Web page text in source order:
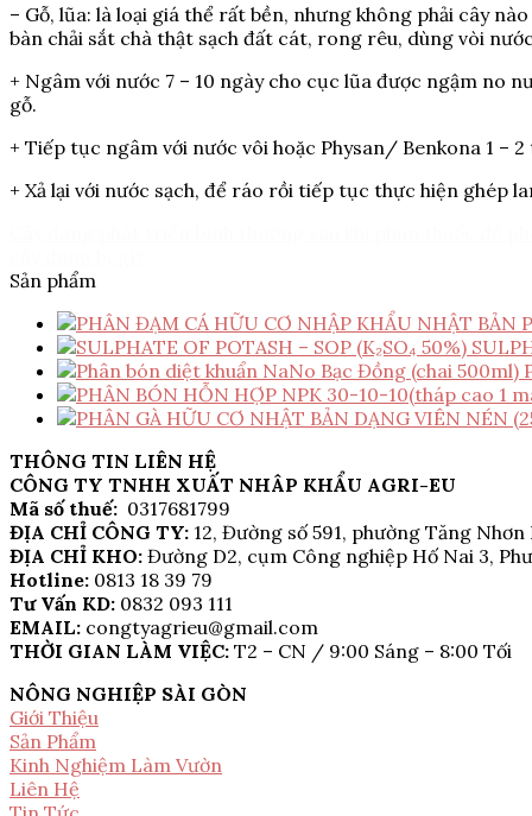
– Gỗ, lũa: là loại giá thể rất bền, nhưng không phải cây
bàn chải sắt chà thật sạch đất cát, rong rêu, dùng vòi
+ Ngâm với nước 7 – 10 ngày cho cục lũa được ngậm no
gỗ.
+ Tiếp tục ngâm với nước vôi hoặc Physan/ Benkona 1 –
+ Xả lại với nước sạch, để ráo rồi tiếp tục thực hiện ghép
Sản phẩm
THÔNG TIN LIÊN HỆ
CÔNG TY TNHH XUẤT NHÂP KHẨU AGRI-EU
Mã số thuế: 0317681799
ĐỊA CHỈ CÔNG TY: 12, Đường số 591, phường Tăng
ĐỊA CHỈ KHO: Đường D2, cụm Công nghiệp Hố Nai 3,
Hotline: 0813 18 39 79
Tư Vấn KD: 0832 093 111
EMAIL: congtyagrieu@gmail.com
THỜI GIAN LÀM VIỆC: T2 – CN / 9:00 Sáng – 8:00 Tối
NÔNG NGHIỆP SÀI GÒN
Giới Thiệu
Sản Phẩm
Kinh Nghiệm Làm Vườn
Liên Hệ